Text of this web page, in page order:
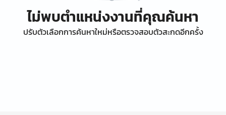
ไม่พบตำแหน่งงานที่คุณค้นหา
ปรับตัวเลือกการค้นหาใหม่หรือตรวจสอบตัวสะกดอีกครั้ง